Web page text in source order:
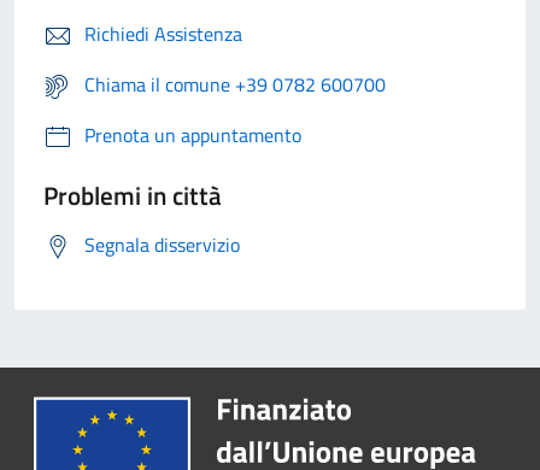
Richiedi Assistenza
Chiama il comune +39 0782 600700
Prenota un appuntamento
Problemi in città
Segnala disservizio